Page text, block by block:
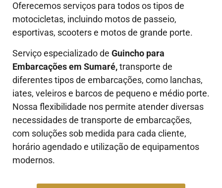
Oferecemos serviços para todos os tipos de
motocicletas, incluindo motos de passeio,
esportivas, scooters e motos de grande porte.
Serviço especializado de Guincho para
Embarcações em Sumaré,transporte de
diferentes tipos de embarcações, como lanchas,
iates, veleiros e barcos de pequeno e médio porte.
Nossa flexibilidade nos permite atender diversas
necessidades de transporte de embarcações,
com soluções sob medida para cada cliente,
horário agendado e utilização de equipamentos
modernos.